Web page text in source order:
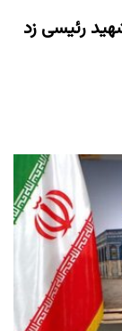
رئیسی زد